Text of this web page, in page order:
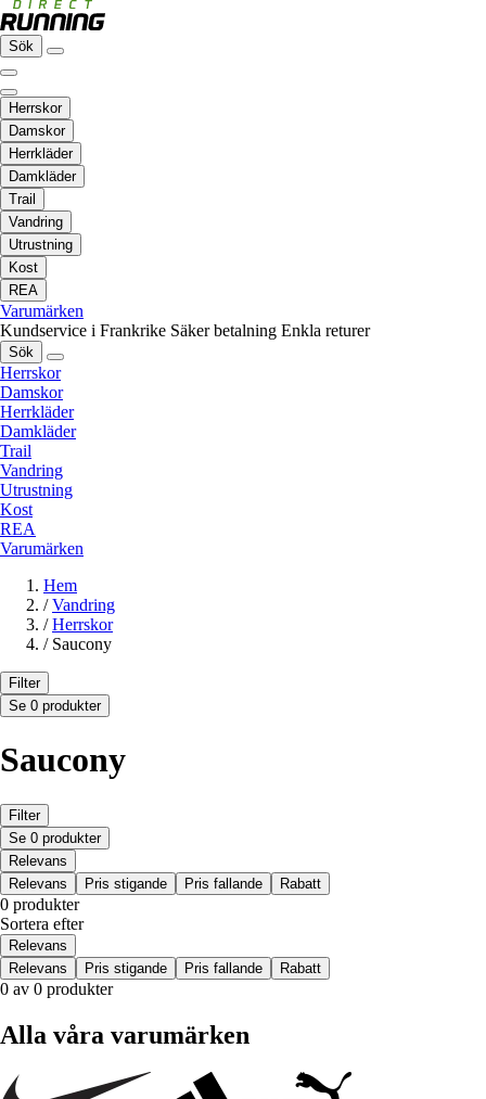
Sök
Herrskor
Damskor
Herrkläder
Damkläder
Trail
Vandring
Utrustning
Kost
REA
Varumärken
Kundservice i Frankrike Säker betalning Enkla returer
Sök
Herrskor
Damskor
Herrkläder
Damkläder
Trail
Vandring
Utrustning
Kost
REA
Varumärken
Hem
/ Vandring
/ Herrskor
/ Saucony
Filter
Se 0 produkter
Saucony
Filter
Se 0 produkter
Relevans
Relevans
Pris stigande Pris fallande Rabatt
0 produkter
Sortera efter
Relevans
Relevans
Pris stigande Pris fallande Rabatt
0 av 0 produkter
Alla våra varumärken